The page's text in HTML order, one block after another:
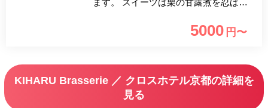
ます。 スイーツは栗の甘露煮を忍ばせ
5品、サレは見た目にも可愛らしい牛肉
用意します。 ワインや、秋のシーズナ
ルドリンク「マロンラテ」などが選べる
5000 円〜
KIHARU Brasserie ／ クロスホテル京都の詳細を
見る